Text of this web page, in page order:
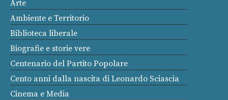
Arte
Ambiente e Territorio
Biblioteca liberale
Biografie e storie vere
Centenario del Partito Popolare
Cento anni dalla nascita di Leonardo Sciascia
Cinema e Media